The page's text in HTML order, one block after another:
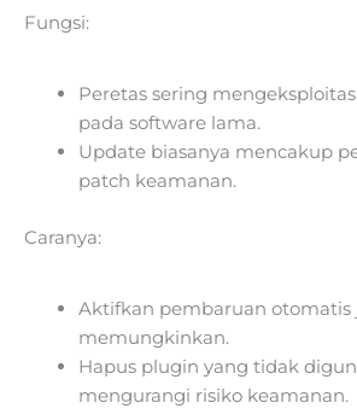
Fungsi:
Peretas sering
pada software lama.
Update biasanya mencakup
patch keamanan.
Caranya:
Aktifkan pembaruan otomatis
memungkinkan.
Hapus plugin yang tidak
mengurangi risiko keamanan.